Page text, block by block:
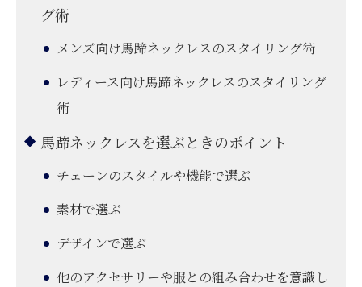
グ術
メンズ向け馬蹄ネックレスのスタイリング術
レディース向け馬蹄ネックレスのスタイリング
術
馬蹄ネックレスを選ぶときのポイント
チェーンのスタイルや機能で選ぶ
素材で選ぶ
デザインで選ぶ
他のアクセサリーや服との組み合わせを意識し